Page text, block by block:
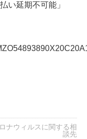
い延期不可能」
ナウィルスに関する相
談先